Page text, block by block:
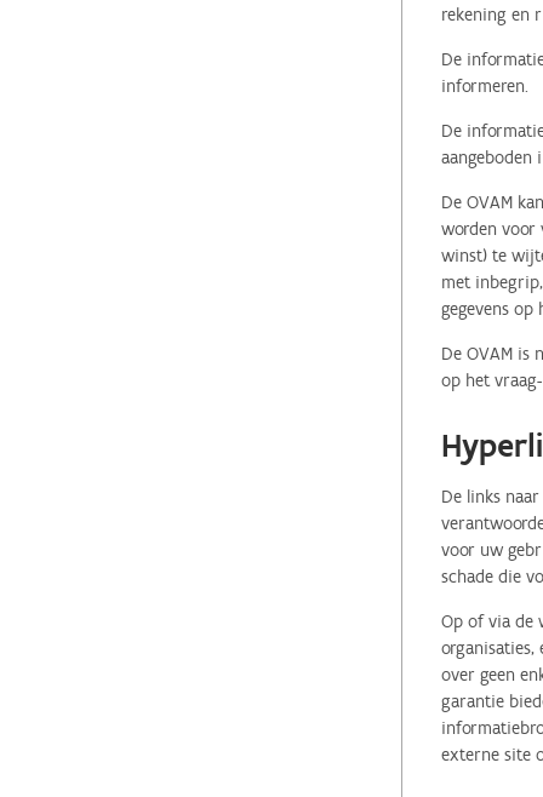
rekening en
De
informeren.
De
aangeboden
De OVAM
worden voor
winst) te
met
gegevens
De OVAM is
op het
De links
voor uw
schade die
Op of via de
organisaties,
over geen
garantie
externe site